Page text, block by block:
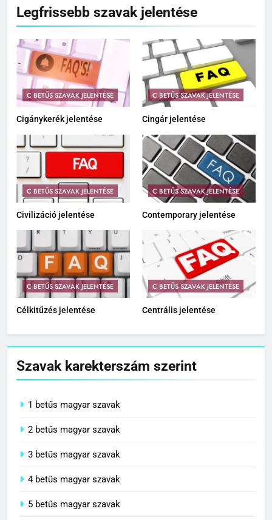
Legfrissebb szavak jelentése
C BETŰS SZAVAK JELENTÉSE
Cigánykerék jelentése
C BETŰS SZAVAK JELENTÉSE
Cingár jelentése
C BETŰS SZAVAK JELENTÉSE
Civilizáció jelentése
C BETŰS SZAVAK JELENTÉSE
Contemporary jelentése
C BETŰS SZAVAK JELENTÉSE
Célkitűzés jelentése
C BETŰS SZAVAK JELENTÉSE
Centrális jelentése
Szavak karekterszám szerint
1 betűs magyar szavak
2 betűs magyar szavak
3 betűs magyar szavak
4 betűs magyar szavak
5 betűs magyar szavak